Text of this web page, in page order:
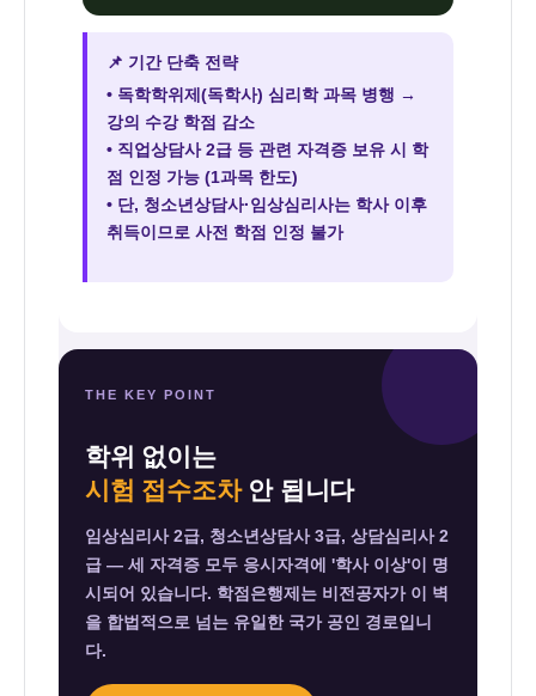
📌 기간 단축 전략
• 독학학위제(독학사) 심리학 과목 병행 →
강의 수강 학점 감소
• 직업상담사 2급 등 관련 자격증 보유 시 학
점 인정 가능 (1과목 한도)
• 단, 청소년상담사·임상심리사는 학사 이후
취득이므로 사전 학점 인정 불가
THE KEY POINT
학위 없이는
시험 접수조차안 됩니다
임상심리사 2급, 청소년상담사 3급, 상담심리사 2
급 — 세 자격증 모두 응시자격에 '학사 이상'이 명
시되어 있습니다. 학점은행제는 비전공자가 이 벽
을 합법적으로 넘는 유일한 국가 공인 경로입니
다.